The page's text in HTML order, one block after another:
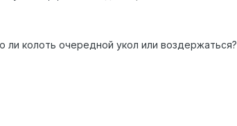
ли колоть очередной укол или воздержаться?